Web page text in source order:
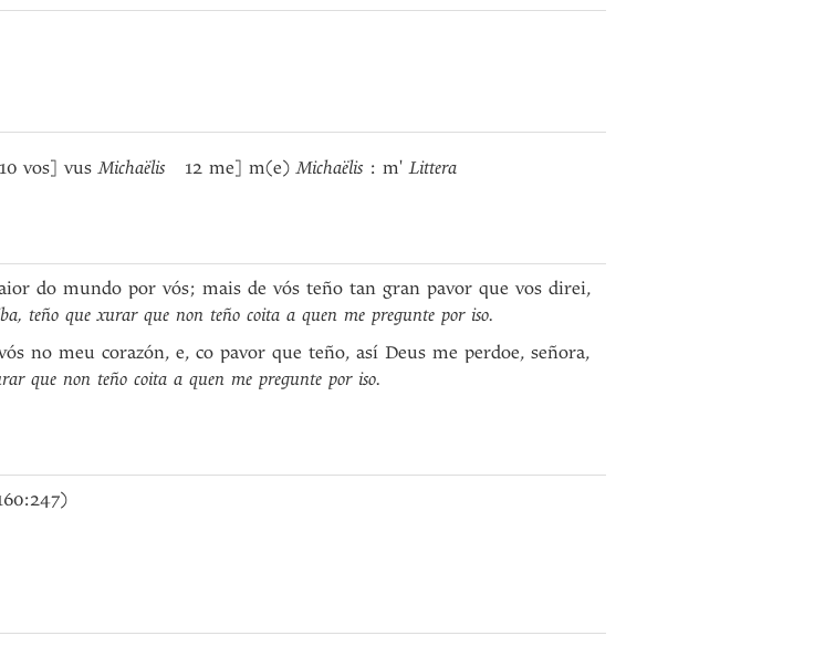
vos] vusMichaëlis 12 me] m(e)Michaëlis : m'Littera
do mundo por vós; mais de vós teño tan gran pavor que vos direi,
teño que xurar que non teño coita a quen me pregunte por iso.
no meu corazón, e, co pavor que teño, así Deus me perdoe, señora,
que non teño coita a quen me pregunte por iso.